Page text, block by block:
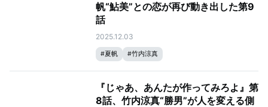
帆“鮎美”との恋が再び動き出した第9
話
2025.12.03
#夏帆 #竹内涼真
『じゃあ、あんたが作ってみろよ』第
8話、竹内涼真“勝男”が人を変える側